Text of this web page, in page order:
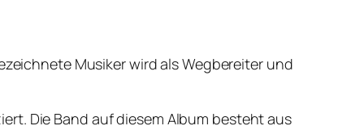
Musiker wird als Wegbereiter und
Die Band auf diesem Album besteht aus